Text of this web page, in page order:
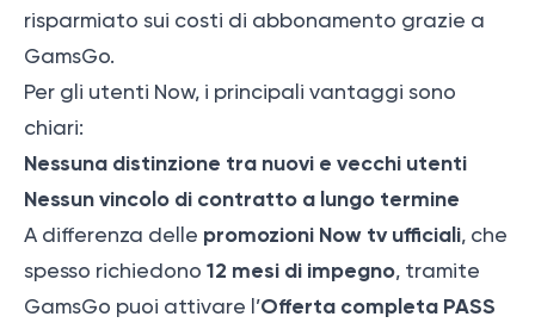
risparmiato sui costi di abbonamento grazie a
GamsGo.
Per gli utenti Now, i principali vantaggi sono
chiari:
Nessuna distinzione tra nuovi e vecchi utenti
Nessun vincolo di contratto a lungo termine
A differenza delle promozioni Now tv ufficiali, che
spesso richiedono 12 mesi di impegno, tramite
GamsGo puoi attivare l’Offerta completa PASS